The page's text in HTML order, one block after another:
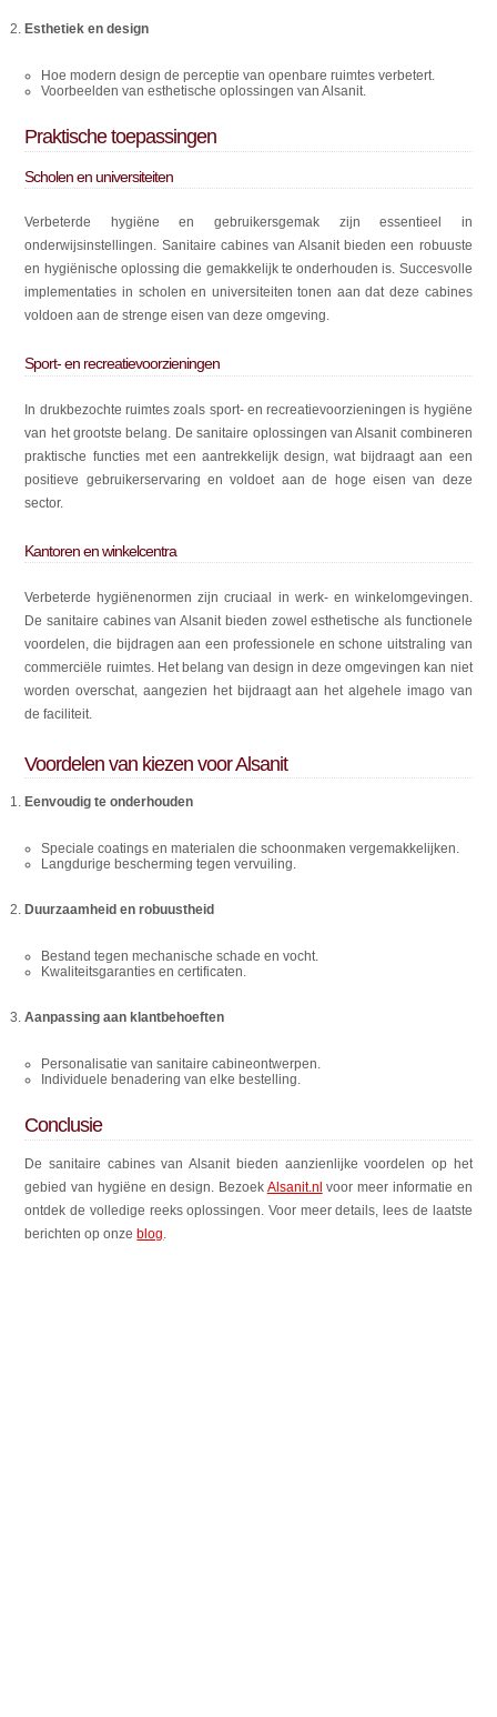
Esthetiek en design
Hoe modern design de perceptie van openbare ruimtes verbetert.
Voorbeelden van esthetische oplossingen van Alsanit.
Praktische toepassingen
Scholen en universiteiten
Verbeterde hygiëne en gebruikersgemak zijn essentieel in
onderwijsinstellingen. Sanitaire cabines van Alsanit bieden een robuuste
en hygiënische oplossing die gemakkelijk te onderhouden is. Succesvolle
implementaties in scholen en universiteiten tonen aan dat deze cabines
voldoen aan de strenge eisen van deze omgeving.
Sport- en recreatievoorzieningen
In drukbezochte ruimtes zoals sport- en recreatievoorzieningen is hygiëne
van het grootste belang. De sanitaire oplossingen van Alsanit combineren
praktische functies met een aantrekkelijk design, wat bijdraagt aan een
positieve gebruikerservaring en voldoet aan de hoge eisen van deze
sector.
Kantoren en winkelcentra
Verbeterde hygiënenormen zijn cruciaal in werk- en winkelomgevingen.
De sanitaire cabines van Alsanit bieden zowel esthetische als functionele
voordelen, die bijdragen aan een professionele en schone uitstraling van
commerciële ruimtes. Het belang van design in deze omgevingen kan niet
worden overschat, aangezien het bijdraagt aan het algehele imago van
de faciliteit.
Voordelen van kiezen voor Alsanit
Eenvoudig te onderhouden
Speciale coatings en materialen die schoonmaken vergemakkelijken.
Langdurige bescherming tegen vervuiling.
Duurzaamheid en robuustheid
Bestand tegen mechanische schade en vocht.
Kwaliteitsgaranties en certificaten.
Aanpassing aan klantbehoeften
Personalisatie van sanitaire cabineontwerpen.
Individuele benadering van elke bestelling.
Conclusie
De sanitaire cabines van Alsanit bieden aanzienlijke voordelen op het
gebied van hygiëne en design. Bezoek Alsanit.nl voor meer informatie en
ontdek de volledige reeks oplossingen. Voor meer details, lees de laatste
berichten op onzeblog